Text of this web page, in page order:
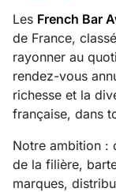
Les French Bar
de France,
rayonner au
rendez-vous
richesse et la
française, dans
Notre ambition :
de la filière,
marques,